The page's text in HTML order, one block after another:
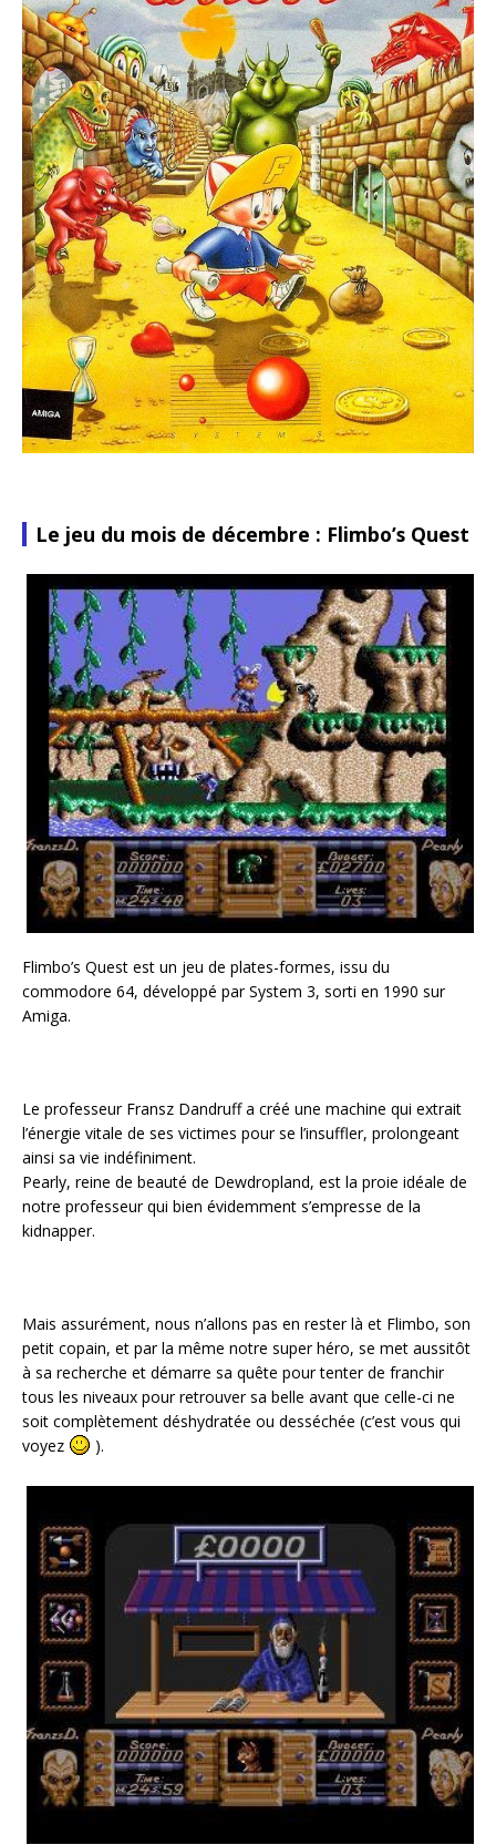
Le jeu du mois de décembre : Flimbo’s Quest
Flimbo’s Quest est un jeu de plates-formes, issu du
commodore 64, développé par System 3, sorti en 1990 sur
Amiga.
Le professeur Fransz Dandruff a créé une machine qui extrait
l’énergie vitale de ses victimes pour se l’insuffler, prolongeant
ainsi sa vie indéfiniment.
Pearly, reine de beauté de Dewdropland, est la proie idéale de
notre professeur qui bien évidemment s’empresse de la
kidnapper.
Mais assurément, nous n’allons pas en rester là et Flimbo, son
petit copain, et par la même notre super héro, se met aussitôt
à sa recherche et démarre sa quête pour tenter de franchir
tous les niveaux pour retrouver sa belle avant que celle-ci ne
soit complètement déshydratée ou desséchée (c’est vous qui
voyez
).